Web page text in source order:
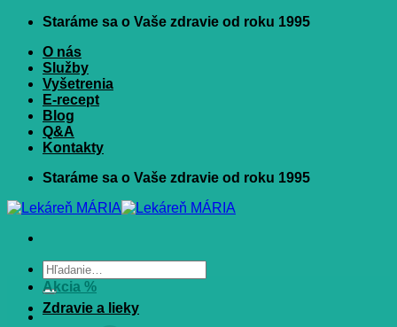
Skip
content
Staráme sa o Vaše zdravie od roku 1995
O nás
Služby
Vyšetrenia
E-recept
Blog
Q&A
Kontakty
Staráme sa o Vaše zdravie od roku 1995
Hľadať:
Akcia %
Zdravie a lieky